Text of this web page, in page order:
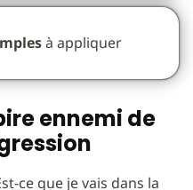
à appliquer
ennemi de
ce que je vais dans la